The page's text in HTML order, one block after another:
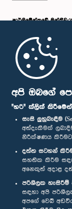
අපි ඔබගේ
"හරි" ක්ලික්
සැසි ලුහුබැඳීම
අත්දැකීමක්
නිරීක්ෂණය කිරීමට
දත්ත සටහන්
සහතික කිරීම
අනෙකුත් අදාළ
පරිශීලක හැසිරීම්
සඳහා අපි
අපගේ වෙබ්
පාර්ලි‌මේන්තුවේ මන්ත්‍රීවරු
මුල් පිටුව
පාර්ලිමේන්තු ජංගම
අප හා සම්බන්ධ වී
සම්මාන